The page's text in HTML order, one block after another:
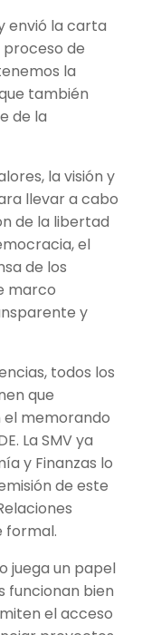
envió la carta
de
la
también
de la
la visión y
llevar a cabo
de la libertad
el
de los
marco
y
todos los
que
memorando
La SMV ya
y Finanzas lo
de este
formal.
juega un papel
funcionan bien
el acceso